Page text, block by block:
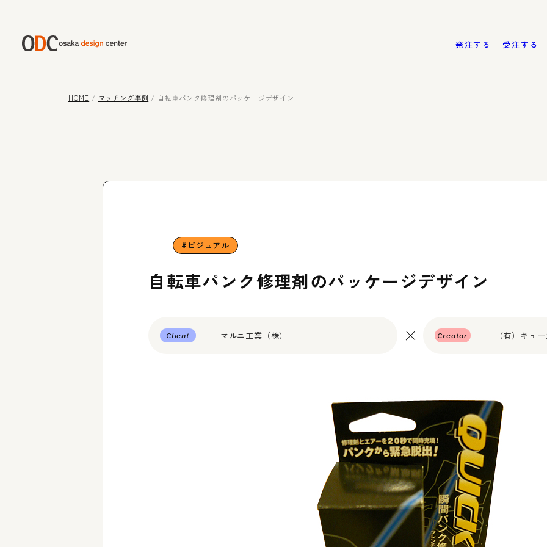
発注する 受注する
HOME / マッチング事例 / 自転車パンク修理剤のパッケージデザイン
Case
ビジュアル
自転車パンク修理剤のパッケージデザイン
Client マルニ工業（株） Creator （有）キュ